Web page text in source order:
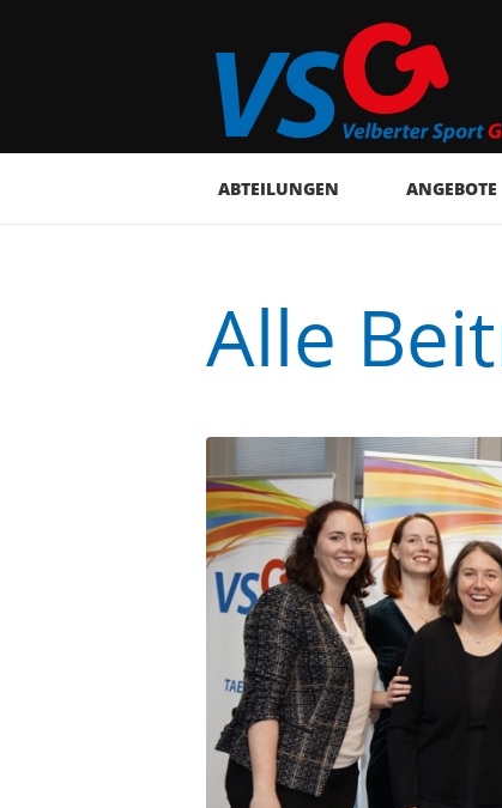
ABTEILUNGEN ANGEBOTE
Alle